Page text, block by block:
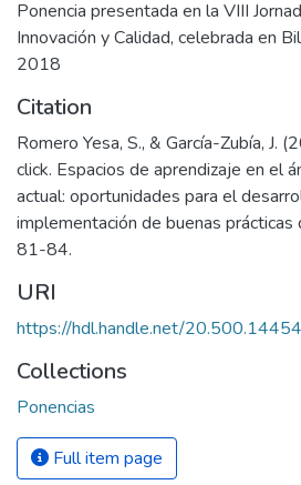
Ponencia presentada en la VIII
Innovación y Calidad, celebrada en
2018
Citation
Romero Yesa, S., & García-Zubía, J.
click. Espacios de aprendizaje en el
actual: oportunidades para el
implementación de buenas prácticas
81-84.
URI
https://hdl.handle.net/
Collections
Ponencias
Full item page